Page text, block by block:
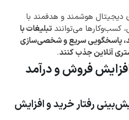
دیجیتال هوشمند و هدفمند با
می‌توانند تبلیغات با
پاسخگویی سریع و شخصی‌سازی
آنلاین جذب کنند.
فروش و درآمد
رفتار خرید و افزایش